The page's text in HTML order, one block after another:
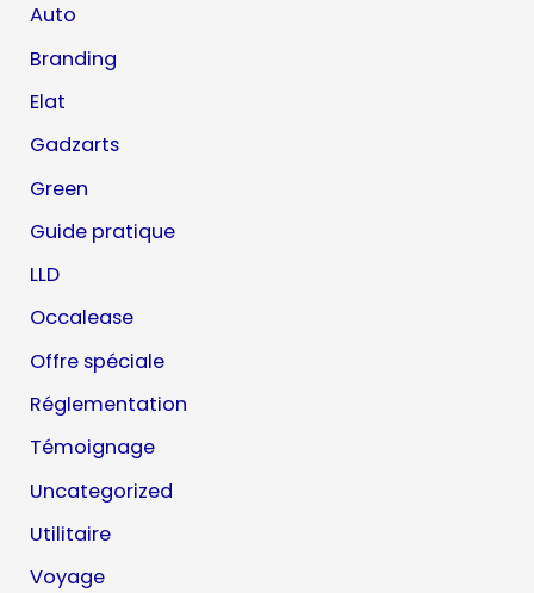
Auto
Branding
Elat
Gadzarts
Green
Guide pratique
LLD
Occalease
Offre spéciale
Réglementation
Témoignage
Uncategorized
Utilitaire
Voyage